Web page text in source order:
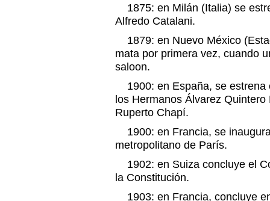
1875: en Milán (Italia) se
Alfredo Catalani.
1879: en Nuevo México
mata por primera vez, cuando
saloon.
1900: en España, se estrena
los Hermanos Álvarez
Ruperto Chapí.
1900: en Francia, se
metropolitano de París.
1902: en Suiza concluye el
la Constitución.
1903: en Francia, concluye